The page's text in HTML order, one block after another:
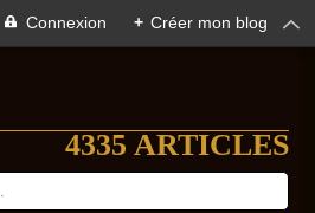
Connexion + Créer mon blog
4335 ARTICLES